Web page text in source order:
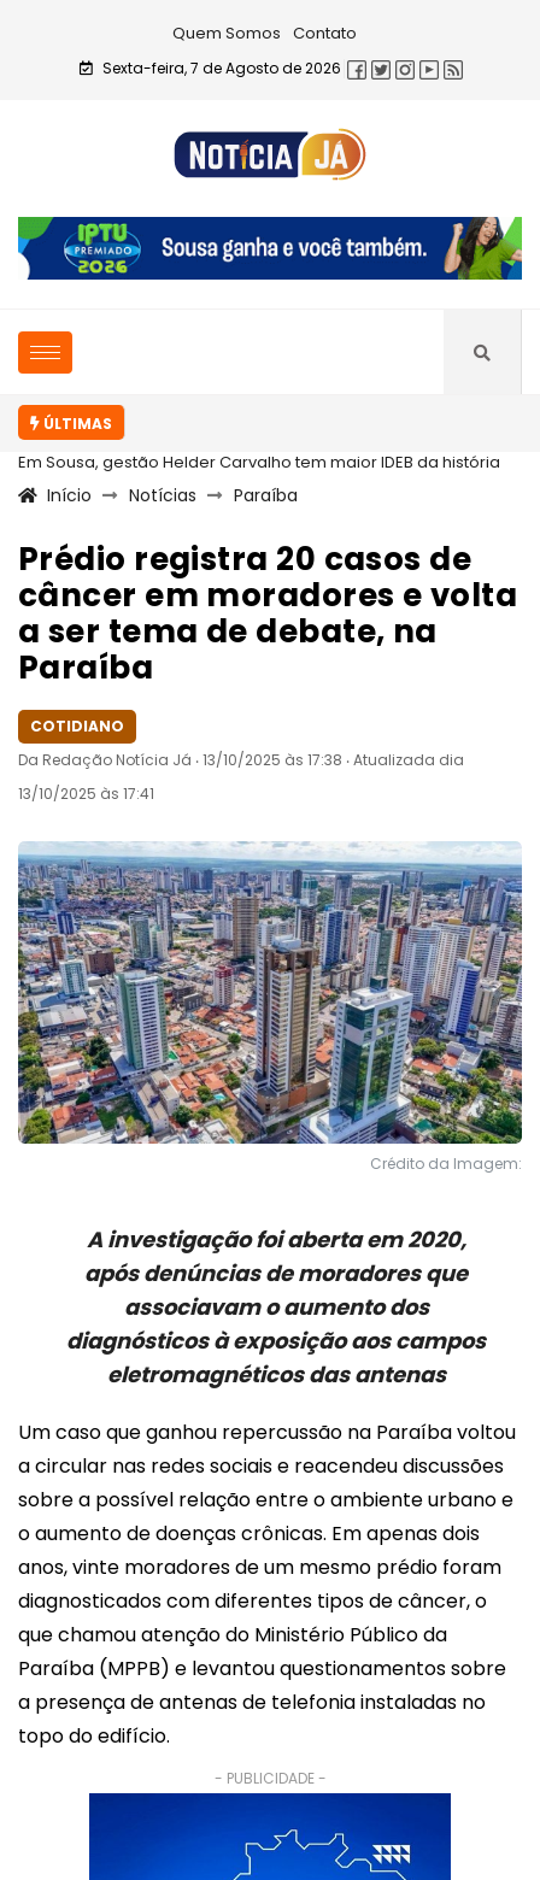
Quem Somos Contato
Sexta-feira, 7 de Agosto de 2026
ÚLTIMAS
Em Sousa, gestão Helder Carvalho tem maior IDEB da história
com...Início Notícias Paraíba
Prédio registra 20 casos de
câncer em moradores e volta
a ser tema de debate, na
Paraíba
COTIDIANO
Da Redação Notícia Já ‧ 13/10/2025 às 17:38 ‧ Atualizada dia
13/10/2025 às 17:41
Crédito da Imagem:
A investigação foi aberta em 2020,
após denúncias de moradores que
associavam o aumento dos
diagnósticos à exposição aos campos
eletromagnéticos das antenas
Um caso que ganhou repercussão na Paraíba voltou
a circular nas redes sociais e reacendeu discussões
sobre a possível relação entre o ambiente urbano e
o aumento de doenças crônicas. Em apenas dois
anos, vinte moradores de um mesmo prédio foram
diagnosticados com diferentes tipos de câncer, o
que chamou atenção do Ministério Público da
Paraíba (MPPB) e levantou questionamentos sobre
a presença de antenas de telefonia instaladas no
topo do edifício.
- PUBLICIDADE -